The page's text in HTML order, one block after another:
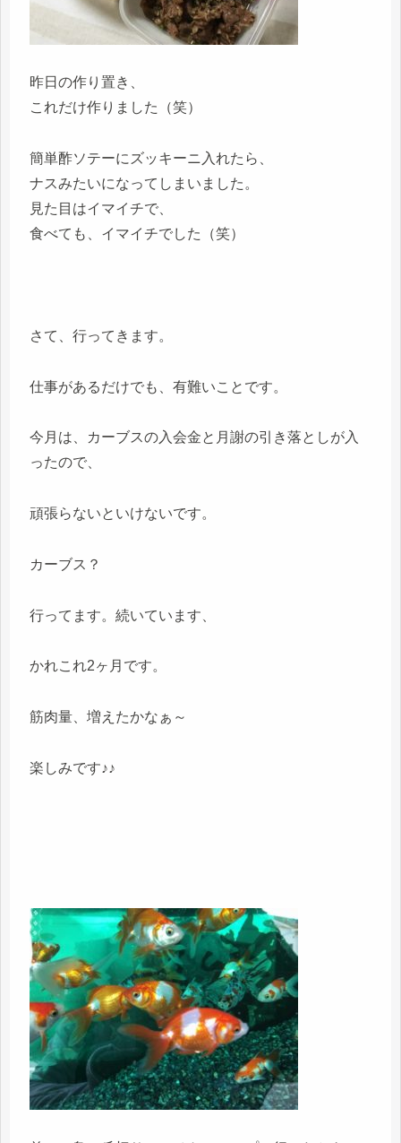
昨日の作り置き、
これだけ作りました（笑）
簡単酢ソテーにズッキーニ入れたら、
ナスみたいになってしまいました。
見た目はイマイチで、
食べても、イマイチでした（笑）
さて、行ってきます。
仕事があるだけでも、有難いことです。
今月は、カーブスの入会金と月謝の引き落としが入
ったので、
頑張らないといけないです。
カーブス？
行ってます。続いています、
かれこれ2ヶ月です。
筋肉量、増えたかなぁ～
楽しみです♪♪